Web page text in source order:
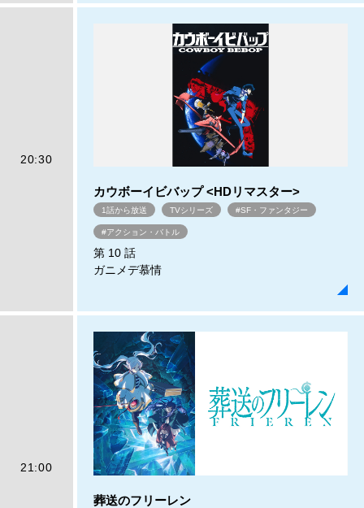
20:30
カウボーイビバップ <HDリマスター>
1話から放送 TVシリーズ #SF・ファンタジー
#アクション・バトル
第 10 話
ガニメデ慕情
21:00
葬送のフリーレン